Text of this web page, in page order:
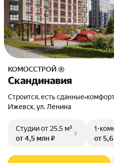
КОМОССТРОЙ ®
Скандинавия
Строится, есть сданные•
Ижевск, ул. Ленина
Студииот 25,5 м²
от 4,5 млн ₽
1-
от